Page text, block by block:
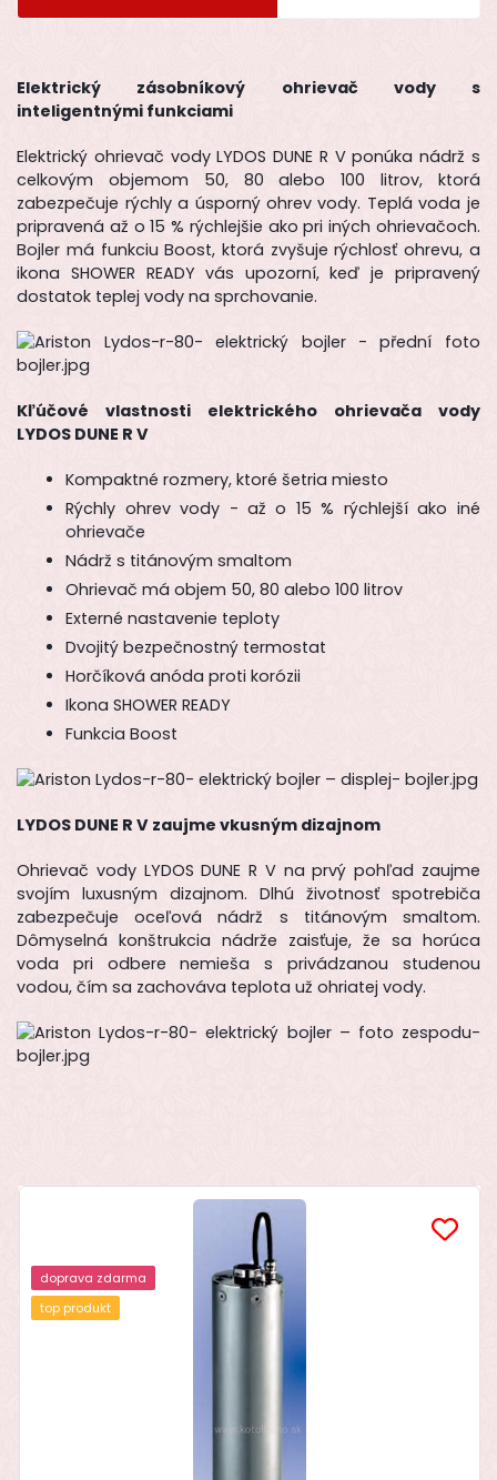
Elektrický zásobníkový ohrievač vody s
inteligentnými funkciami
Elektrický ohrievač vody LYDOS DUNE R V ponúka nádrž s
celkovým objemom 50, 80 alebo 100 litrov, ktorá
zabezpečuje rýchly a úsporný ohrev vody. Teplá voda je
pripravená až o 15 % rýchlejšie ako pri iných ohrievačoch.
Bojler má funkciu Boost, ktorá zvyšuje rýchlosť ohrevu, a
ikona SHOWER READY vás upozorní, keď je pripravený
dostatok teplej vody na sprchovanie.
Kľúčové vlastnosti elektrického ohrievača vody
LYDOS DUNE R V
Kompaktné rozmery, ktoré šetria miesto
Rýchly ohrev vody - až o 15 % rýchlejší ako iné
ohrievače
Nádrž s titánovým smaltom
Ohrievač má objem 50, 80 alebo 100 litrov
Externé nastavenie teploty
Dvojitý bezpečnostný termostat
Horčíková anóda proti korózii
Ikona SHOWER READY
Funkcia Boost
LYDOS DUNE R V zaujme vkusným dizajnom
Ohrievač vody LYDOS DUNE R V na prvý pohľad zaujme
svojím luxusným dizajnom. Dlhú životnosť spotrebiča
zabezpečuje oceľová nádrž s titánovým smaltom.
Dômyselná konštrukcia nádrže zaisťuje, že sa horúca
voda pri odbere nemieša s privádzanou studenou
vodou, čím sa zachováva teplota už ohriatej vody.
doprava zdarma
top produkt